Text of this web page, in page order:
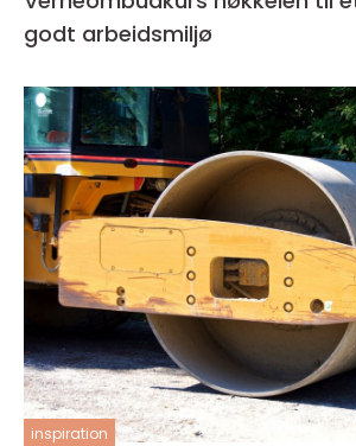
godt arbeidsmiljø
inspiration